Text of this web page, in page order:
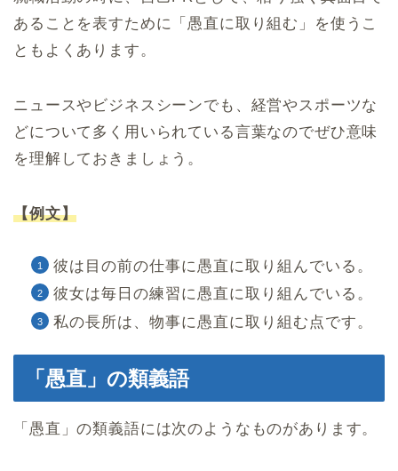
あることを表すために「愚直に取り組む」を使うこ
ともよくあります。
ニュースやビジネスシーンでも、経営やスポーツな
どについて多く用いられている言葉なのでぜひ意味
を理解しておきましょう。
【例文】
彼は目の前の仕事に愚直に取り組んでいる。
彼女は毎日の練習に愚直に取り組んでいる。
私の長所は、物事に愚直に取り組む点です。
「愚直」の類義語
「愚直」の類義語には次のようなものがあります。